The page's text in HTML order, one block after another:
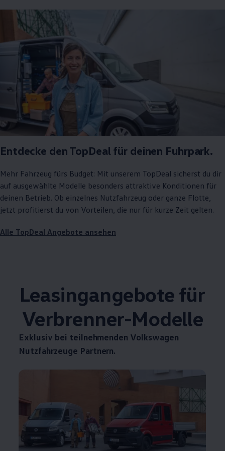
Entdecke den TopDeal für deinen Fuhrpark.
Mehr Fahrzeug fürs Budget: Mit unserem TopDeal sicherst du dir
auf ausgewählte Modelle besonders attraktive Konditionen für
deinen Betrieb. Ob einzelnes Nutzfahrzeug oder ganze Flotte,
jetzt profitierst du von Vorteilen, die nur für kurze Zeit gelten.
Alle TopDeal Angebote ansehen
Leasingangebote für
Verbrenner-Modelle
Exklusiv bei teilnehmenden Volkswagen
Nutzfahrzeuge Partnern.